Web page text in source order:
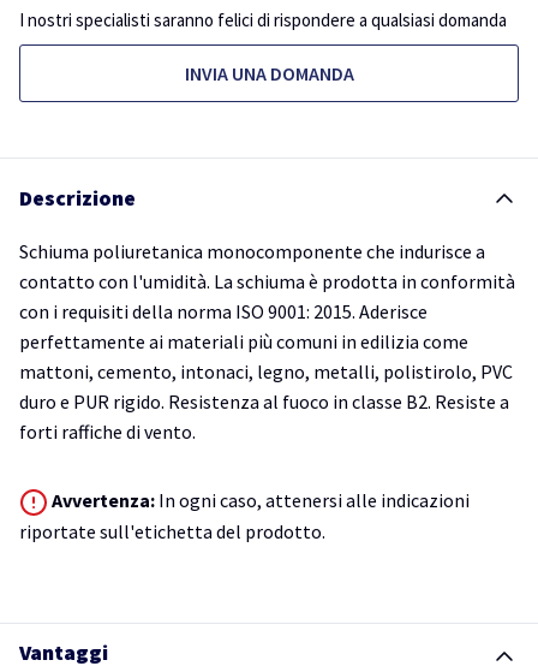
I nostri specialisti saranno felici di rispondere a qualsiasi domanda
INVIA UNA DOMANDA
Descrizione
Schiuma poliuretanica monocomponente che indurisce a
contatto con l'umidità. La schiuma è prodotta in conformità
con i requisiti della norma ISO 9001: 2015. Aderisce
perfettamente ai materiali più comuni in edilizia come
mattoni, cemento, intonaci, legno, metalli, polistirolo, PVC
duro e PUR rigido. Resistenza al fuoco in classe B2. Resiste a
forti raffiche di vento.
Avvertenza: In ogni caso, attenersi alle indicazioni
riportate sull'etichetta del prodotto.
Vantaggi